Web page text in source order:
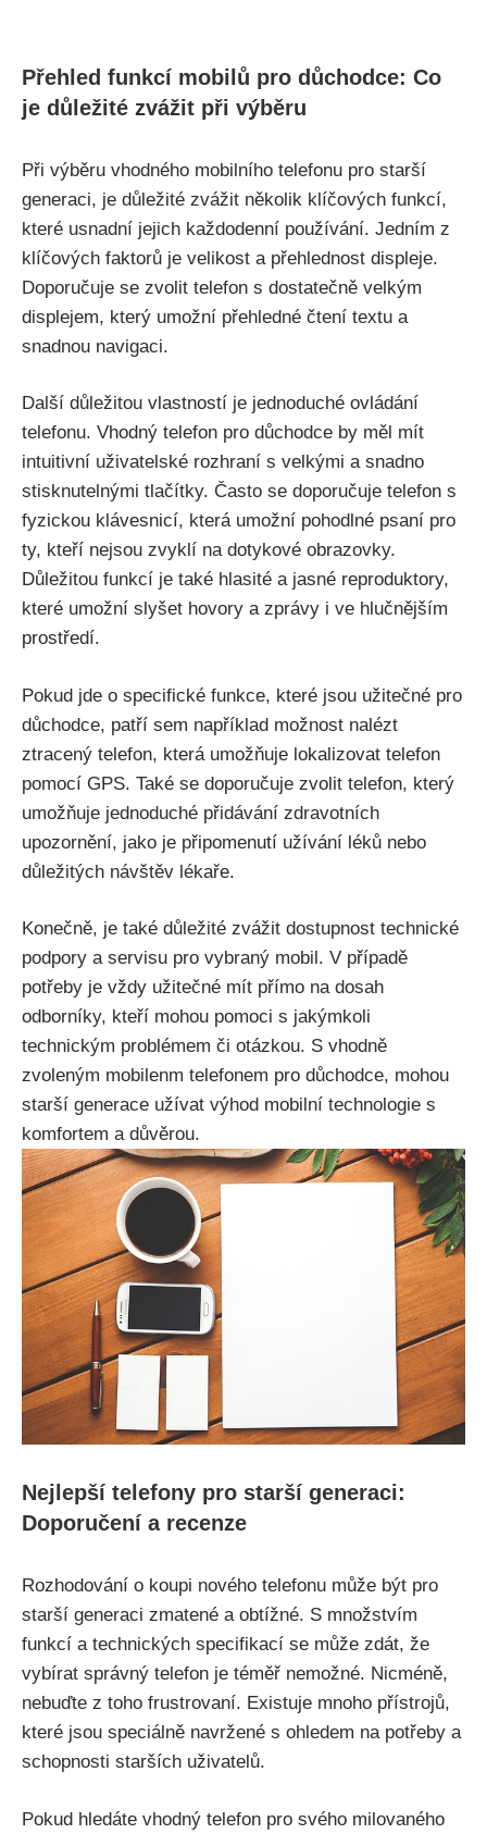
Přehled funkcí mobilů pro důchodce: Co
je důležité zvážit při výběru
Při výběru vhodného mobilního telefonu pro starší
generaci, je důležité zvážit několik klíčových funkcí,
které usnadní jejich každodenní používání. Jedním z
klíčových faktorů je velikost a přehlednost displeje.
Doporučuje se zvolit telefon s dostatečně velkým
displejem, který umožní přehledné čtení textu a
snadnou navigaci.
Další důležitou vlastností je jednoduché ovládání
telefonu. Vhodný telefon pro důchodce by měl mít
intuitivní uživatelské rozhraní s velkými a snadno
stisknutelnými tlačítky. Často se doporučuje telefon s
fyzickou klávesnicí, která umožní pohodlné psaní pro
ty, kteří nejsou zvyklí na dotykové obrazovky.
Důležitou funkcí je také hlasité a jasné reproduktory,
které umožní slyšet hovory a zprávy i ve hlučnějším
prostředí.
Pokud jde o specifické funkce, které jsou užitečné pro
důchodce, patří sem například možnost nalézt
ztracený telefon, která umožňuje lokalizovat telefon
pomocí GPS. Také se doporučuje zvolit telefon, který
umožňuje jednoduché přidávání zdravotních
upozornění, jako je připomenutí užívání léků nebo
důležitých návštěv lékaře.
Konečně, je také důležité zvážit dostupnost technické
podpory a servisu pro vybraný mobil. V případě
potřeby je vždy užitečné mít přímo na dosah
odborníky, kteří mohou pomoci s jakýmkoli
technickým problémem či otázkou. S vhodně
zvoleným mobilenm telefonem pro důchodce, mohou
starší generace užívat výhod mobilní technologie s
komfortem a důvěrou.
Nejlepší telefony pro starší generaci:
Doporučení a recenze
Rozhodování o koupi nového telefonu může být pro
starší generaci zmatené a obtížné. S množstvím
funkcí a technických specifikací se může zdát, že
vybírat správný telefon je téměř nemožné. Nicméně,
nebuďte z toho frustrovaní. Existuje mnoho přístrojů,
které jsou speciálně navržené s ohledem na potřeby a
schopnosti starších uživatelů.
Pokud hledáte vhodný telefon pro svého milovaného